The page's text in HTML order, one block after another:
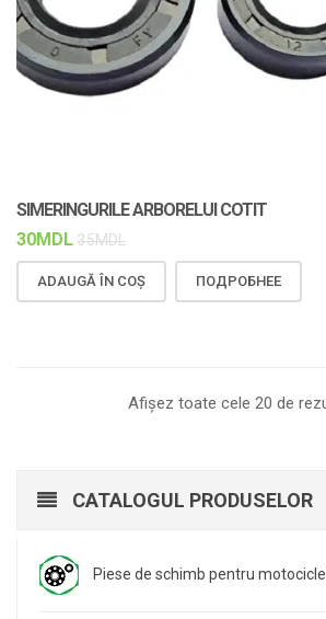
SIMERINGURILE ARBORELUI COTIT
30MDL 35MDL
ADAUGĂ ÎN COȘ ПОДРОБНЕЕ
Afișez toate cele 20 de
CATALOGUL PRODUSELOR
Piese de schimb pentru